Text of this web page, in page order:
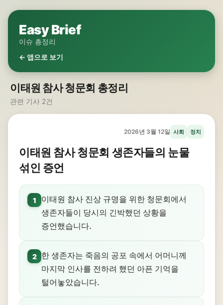
Easy Brief
이슈 총정리
← 앱으로 보기
이태원 참사 청문회 총정리
관련 기사 2건
2026년 3월 12일 사회 정치
이태원 참사 청문회 생존자들의 눈물
섞인 증언
1
이태원 참사 진상 규명을 위한 청문회에서
생존자들이 당시의 긴박했던 상황을
증언했습니다.
2
한 생존자는 죽음의 공포 속에서 어머니께
마지막 인사를 전하려 했던 아픈 기억을
털어놓았습니다.